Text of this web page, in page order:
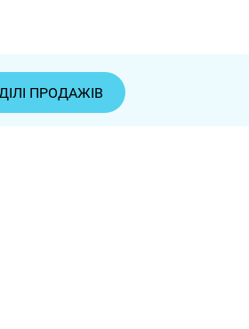
ПРОДАЖІВ